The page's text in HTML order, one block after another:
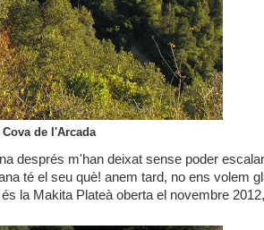
de l'Arcada
després m'han deixat sense poder
té el seu què! anem tard, no ens volem
la Makita Plateà oberta el novembre